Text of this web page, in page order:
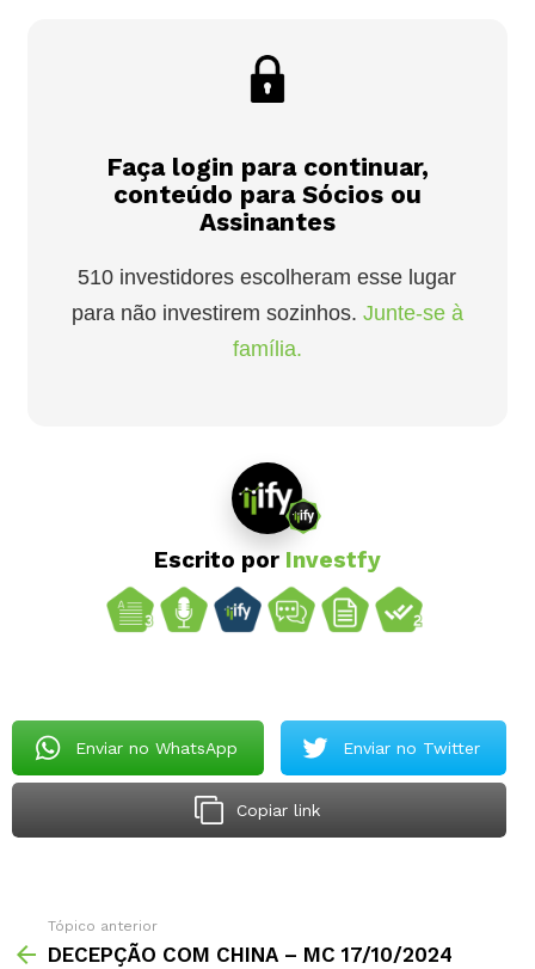
Faça login para continuar,
conteúdo para Sócios ou
Assinantes
510 investidores escolheram esse lugar
para não investirem sozinhos. Junte-se à
família.
Escrito por Investfy
Enviar no WhatsApp Enviar no Twitter
Copiar link
Tópico anterior
DECEPÇÃO COM CHINA – MC 17/10/2024